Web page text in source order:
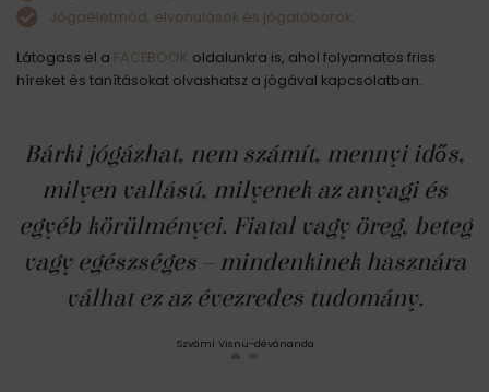
Jógaéletmód, elvonulások és jógatáborok.
Látogass el a FACEBOOK oldalunkra is, ahol folyamatos friss
híreket és tanításokat olvashatsz a jógával kapcsolatban.
Bárki jógázhat, nem számít, mennyi idős,
milyen vallású, milyenek az anyagi és
egyéb körülményei. Fiatal vagy öreg, beteg
vagy egészséges – mindenkinek hasznára
válhat ez az évezredes tudomány.
Szvámí Visnu-dévánanda